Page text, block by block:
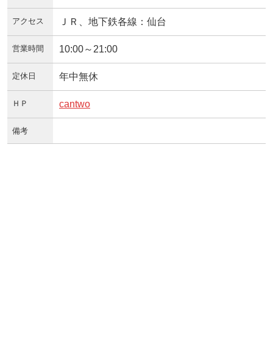
アクセス ＪＲ、地下鉄各線：仙台
営業時間 10:00～21:00
定休日 年中無休
ＨＰ cantwo
備考